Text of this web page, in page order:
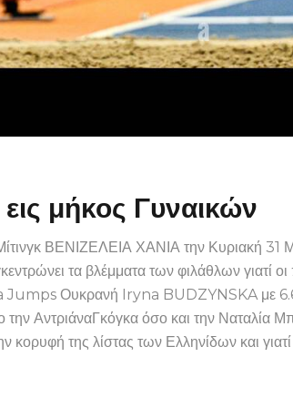
μήκος Γυναικών
Μίτινγκ ΒΕΝΙΖΕΛΕΙΑ ΧΑΝΙΑ την Κυριακή
τα βλέμματα των φιλάθλων γιατί
Jumps Ουκρανή Iryna BUDZYNSKA με
ΑντριάναΓκόγκα όσο και την Ναταλία
κορυφή της λίστας των Ελληνίδων και